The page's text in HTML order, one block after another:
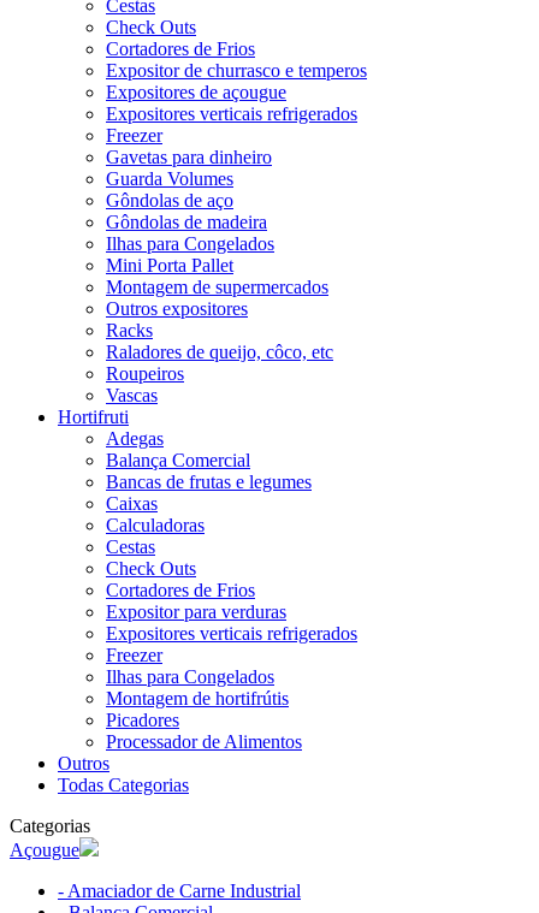
Cestas
Check Outs
Cortadores de Frios
Expositor de churrasco e temperos
Expositores de açougue
Expositores verticais refrigerados
Freezer
Gavetas para dinheiro
Guarda Volumes
Gôndolas de aço
Gôndolas de madeira
Ilhas para Congelados
Mini Porta Pallet
Montagem de supermercados
Outros expositores
Racks
Raladores de queijo, côco, etc
Roupeiros
Vascas
Hortifruti
Adegas
Balança Comercial
Bancas de frutas e legumes
Caixas
Calculadoras
Cestas
Check Outs
Cortadores de Frios
Expositor para verduras
Expositores verticais refrigerados
Freezer
Ilhas para Congelados
Montagem de hortifrútis
Picadores
Processador de Alimentos
Outros
Todas Categorias
Categorias
Açougue
- Amaciador de Carne Industrial